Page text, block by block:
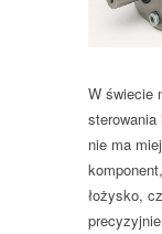
W świecie
sterowania
nie ma
łożysko,